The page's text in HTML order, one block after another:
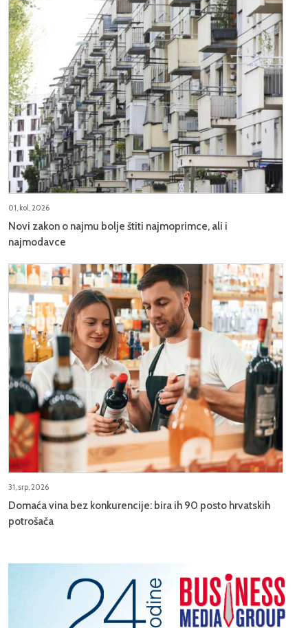
01, kol, 2026
Novi zakon o najmu bolje štiti najmoprimce, ali i
najmodavce
31, srp, 2026
Domaća vina bez konkurencije: bira ih 90 posto hrvatskih
potrošača